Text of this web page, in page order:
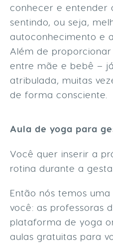
conhecer e entender
sentindo, ou seja,
autoconhecimento e
Além de
entre mãe e bebê –
atribulada, muitas
de forma consciente.
Aula de yoga para
Você quer inserir a
rotina durante a
Então nós temos
você: as professoras
plataforma de yoga
aulas gratuitas para